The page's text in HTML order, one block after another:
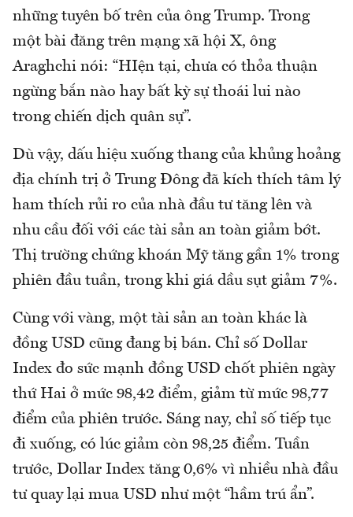
những tuyên bố trên của ông Trump. Trong
một bài đăng trên mạng xã hội X, ông
Araghchi nói: “HIện tại, chưa có thỏa thuận
ngừng bắn nào hay bất kỳ sự thoái lui nào
trong chiến dịch quân sự”.
Dù vậy, dấu hiệu xuống thang của khủng hoảng
địa chính trị ở Trung Đông đã kích thích tâm lý
ham thích rủi ro của nhà đầu tư tăng lên và
nhu cầu đối với các tài sản an toàn giảm bớt.
Thị trường chứng khoán Mỹ tăng gần 1% trong
phiên đầu tuần, trong khi giá dầu sụt giảm 7%.
Cùng với vàng, một tài sản an toàn khác là
đồng USD cũng đang bị bán. Chỉ số Dollar
Index đo sức mạnh đồng USD chốt phiên ngày
thứ Hai ở mức 98,42 điểm, giảm từ mức 98,77
điểm của phiên trước. Sáng nay, chỉ số tiếp tục
đi xuống, có lúc giảm còn 98,25 điểm. Tuần
trước, Dollar Index tăng 0,6% vì nhiều nhà đầu
tư quay lại mua USD như một “hầm trú ẩn”.